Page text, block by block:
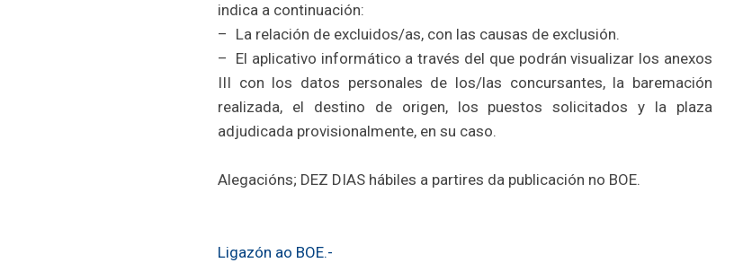
indica a continuación:
– La relación de excluidos/as, con las causas de exclusión.
– El aplicativo informático a través del que podrán visualizar los anexos
III con los datos personales de los/las concursantes, la baremación
realizada, el destino de origen, los puestos solicitados y la plaza
adjudicada provisionalmente, en su caso.
Alegacións; DEZ DIAS hábiles a partires da publicación no BOE.
Ligazón ao BOE.-